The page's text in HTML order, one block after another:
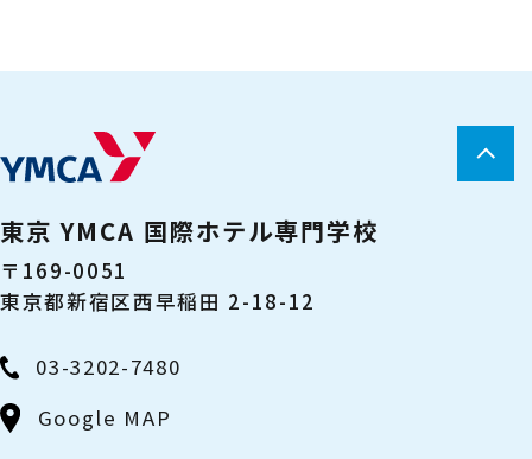
東京 YMCA 国際ホテル専門学校
〒169-0051
東京都新宿区西早稲田 2-18-12
03-3202-7480
Google MAP